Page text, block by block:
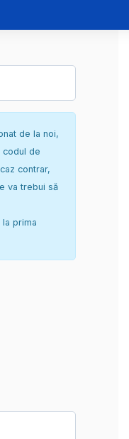
de la noi,
de
contrar,
va trebui să
prima